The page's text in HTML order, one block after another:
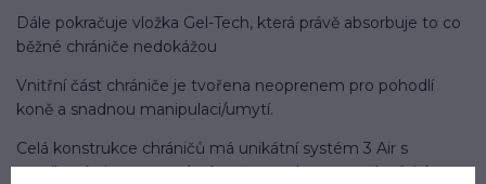
Dále pokračuje vložka Gel-Tech, která právě absorbuje to co
běžné chrániče nedokážou
Vnitřní část chrániče je tvořena neoprenem pro pohodlí
koně a snadnou manipulaci/umytí.
Celá konstrukce chráničů má unikátní systém 3 Air s
ventilačními otvory, noha koně se tedy nezapaří, tak jako